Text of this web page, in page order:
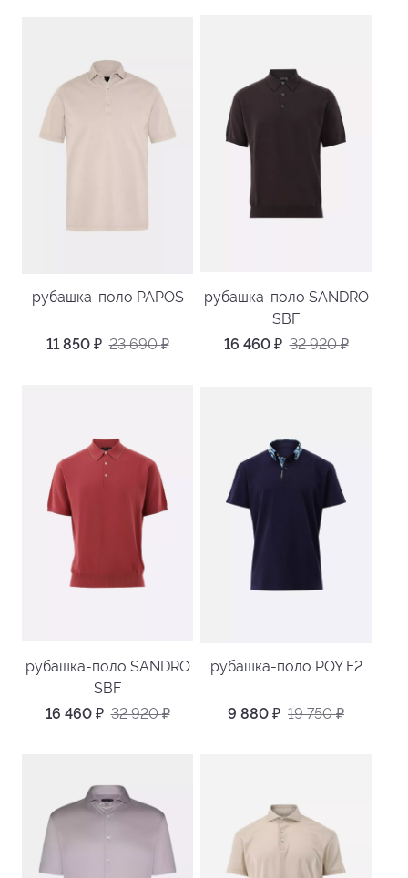
рубашка-поло PAPOS
11 850 ₽ 23 690₽
рубашка-поло SANDRO
SBF
16 460 ₽ 32 920₽
рубашка-поло SANDRO
SBF
16 460 ₽ 32 920₽
рубашка-поло POY F2
9 880 ₽ 19 750₽